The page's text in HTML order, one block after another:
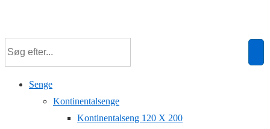
Senge
Kontinentalsenge
Kontinentalseng 120 X 200